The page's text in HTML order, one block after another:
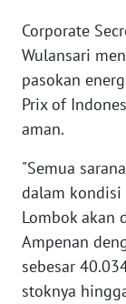
Corporate
Wulansari
pasokan
Prix of
aman.
"Semua
dalam kondisi
Lombok akan
Ampenan
sebesar
stoknya
WN
JAKARTA
WN
JABAR
WN
BANTEN
WN
NTT